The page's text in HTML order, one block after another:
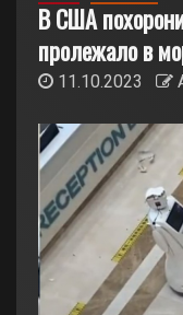
В США
пролежало в
11.10.2023